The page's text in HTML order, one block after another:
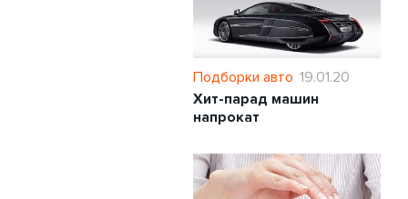
Подборки авто 19.01.20
Хит-парад машин
напрокат